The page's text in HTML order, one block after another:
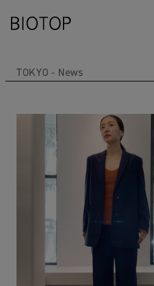
TOKYO News